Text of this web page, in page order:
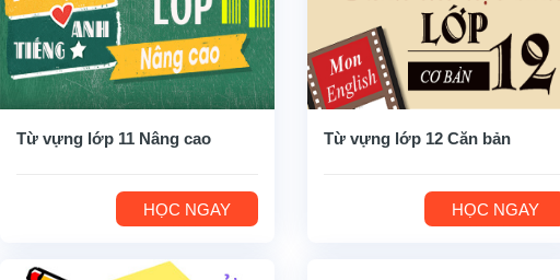
Từ vựng lớp 11 Nâng cao
HỌC NGAY
Từ vựng lớp 12 Căn bản
HỌC NGAY